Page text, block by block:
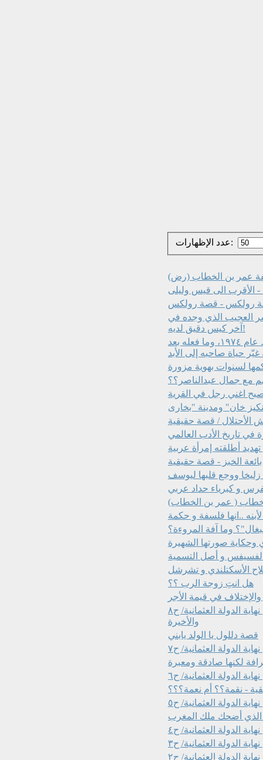
عدد الإظهارات:
عمر بن الخطاب (رض)
- الأقرب الى قيس وليلى
رولكس - قصة رولكس
العجيب الذي وجده في
آخر كيس دقيق لديه!
قصة حقيقية:دخل محمد علي مطعمًا مخصصًا للبيض فقط عام ١٩٧٤، وما فعله بعد
حياة صاحبه إلى الأبد
مع جمال عبدالناصر؟؟
اغني رجل في القرية
الأحتلال / قصة حقيقية
تاريخ الأدب العالمي
بائعة الخبز - قصة حقيقية
خطاب ( عمر بن الخطاب)
وما آفة المروءة؟
وحكاية صورتها الشهيرة
الأسكتلندي و تشرشل
هل انتِ زوجة الرب ؟؟
جميلة - قصة من مدينة الاسرار مدينة بغداد، بدأت احداثها في نهاية الدولة العثمانية/ ح٨
والأخيرة
قصة دللول يا الولد يابني
الدولة العثمانية/ ح٧
لكنها صادقة ومعبرة
الدولة العثمانية/ ح٦
- نقمة؟؟ أم نعمة؟؟؟
الدولة العثمانية/ ح٥
الدولة العثمانية/ ح٤
الدولة العثمانية/ ح٣
الدولة العثمانية/ ح٢